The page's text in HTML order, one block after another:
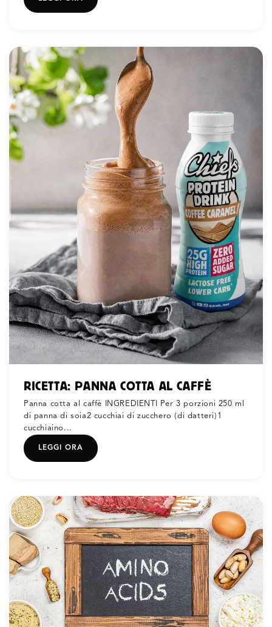
RICETTA: PANNA COTTA AL CAFFÈ
Panna cotta al caffè INGREDIENTI Per 3 porzioni 250 ml
di panna di soia2 cucchiai di zucchero (di datteri)1
cucchiaino...
LEGGI ORA